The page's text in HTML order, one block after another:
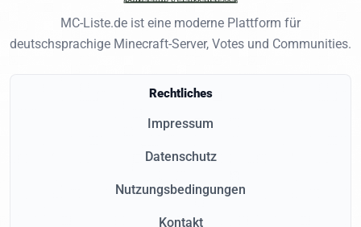
MC-Liste.de ist eine moderne Plattform für
deutschsprachige Minecraft-Server, Votes und Communities.
Rechtliches
Impressum
Datenschutz
Nutzungsbedingungen
Kontakt